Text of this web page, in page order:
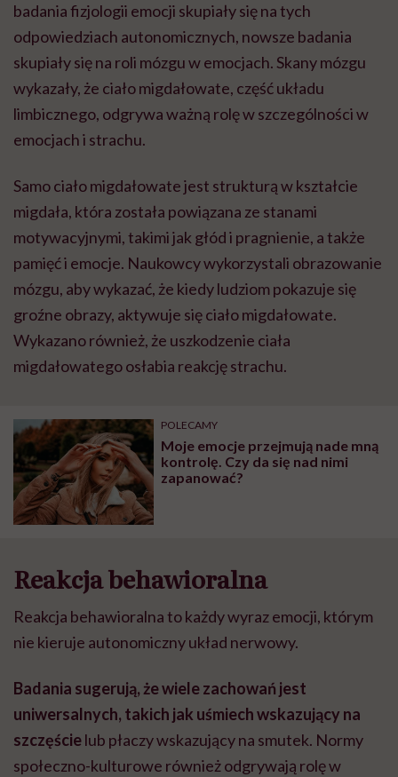
badania fizjologii emocji skupiały się na tych
odpowiedziach autonomicznych, nowsze badania
skupiały się na roli mózgu w emocjach. Skany mózgu
wykazały, że ciało migdałowate, część układu
limbicznego, odgrywa ważną rolę w szczególności w
emocjach i strachu.
Samo ciało migdałowate jest strukturą w kształcie
migdała, która została powiązana ze stanami
motywacyjnymi, takimi jak głód i pragnienie, a także
pamięć i emocje. Naukowcy wykorzystali obrazowanie
mózgu, aby wykazać, że kiedy ludziom pokazuje się
groźne obrazy, aktywuje się ciało migdałowate.
Wykazano również, że uszkodzenie ciała
migdałowatego osłabia reakcję strachu.
POLECAMY
Moje emocje przejmują nade mną
kontrolę. Czy da się nad nimi
zapanować?
Reakcja behawioralna
Reakcja behawioralna to każdy wyraz emocji, którym
nie kieruje autonomiczny układ nerwowy.
Badania sugerują, że wiele zachowań jest
uniwersalnych, takich jak uśmiech wskazujący na
szczęścielub płaczy wskazujący na smutek. Normy
społeczno-kulturowe również odgrywają rolę w